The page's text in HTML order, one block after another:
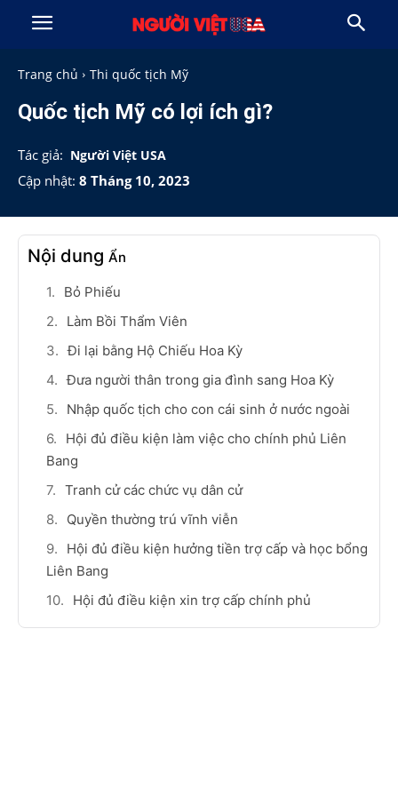
Trang chủ Thi quốc tịch Mỹ
Quốc tịch Mỹ có lợi ích gì?
Tác giả: Người Việt USA
Cập nhật: 8 Tháng 10, 2023
Nội dung Ẩn
Bỏ Phiếu
Làm Bồi Thẩm Viên
Đi lại bằng Hộ Chiếu Hoa Kỳ
Đưa người thân trong gia đình sang Hoa Kỳ
Nhập quốc tịch cho con cái sinh ở nước ngoài
Hội đủ điều kiện làm việc cho chính phủ Liên
Bang
Tranh cử các chức vụ dân cử
Quyền thường trú vĩnh viễn
Hội đủ điều kiện hưởng tiền trợ cấp và học bổng
Liên Bang
Hội đủ điều kiện xin trợ cấp chính phủ